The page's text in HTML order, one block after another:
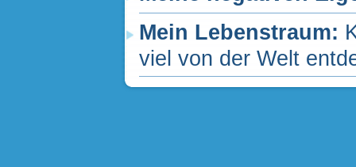
Mein Lebenstraum:
viel von der Welt